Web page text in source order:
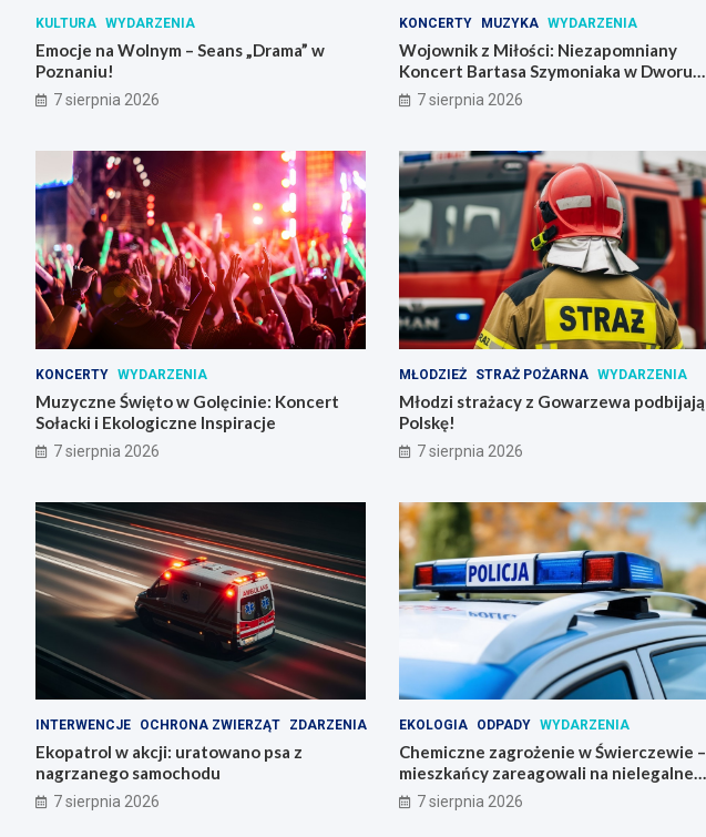
KULTURA WYDARZENIA
Emocje na Wolnym – Seans „Drama” w
Poznaniu!
7 sierpnia 2026
KONCERTY MUZYKA WYDARZENIA
Wojownik z Miłości: Niezapomniany
Koncert Bartasa Szymoniaka w Dworu
Skrzynki
7 sierpnia 2026
KONCERTY WYDARZENIA
Muzyczne Święto w Golęcinie: Koncert
Sołacki i Ekologiczne Inspiracje
7 sierpnia 2026
MŁODZIEŻ STRAŻ POŻARNA WYDARZENIA
Młodzi strażacy z Gowarzewa podbijają
Polskę!
7 sierpnia 2026
INTERWENCJE OCHRONA ZWIERZĄT ZDARZENIA
Ekopatrol w akcji: uratowano psa z
nagrzanego samochodu
7 sierpnia 2026
EKOLOGIA ODPADY WYDARZENIA
Chemiczne zagrożenie w Świerczewie –
mieszkańcy zareagowali na nielegalne
odpady
7 sierpnia 2026